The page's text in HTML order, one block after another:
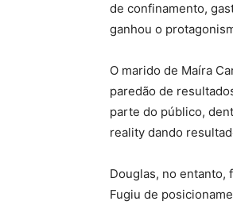
de confinamento,
ganhou o
O marido de Maíra
paredão de
parte do público,
reality dando
Douglas, no entanto,
Fugiu de